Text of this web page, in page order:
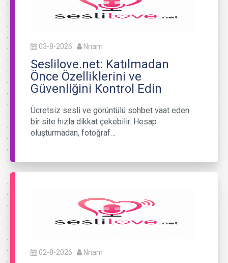
03-8-2026 Nnam
Seslilove.net: Katılmadan
Önce Özelliklerini ve
Güvenliğini Kontrol Edin
Ücretsiz sesli ve görüntülü sohbet vaat eden
bir site hızla dikkat çekebilir. Hesap
oluşturmadan, fotoğraf…
02-8-2026 Nnam